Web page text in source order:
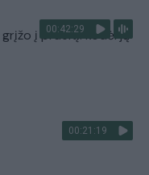
00:42:29
į praeitį: kodėl jų
00:21:19